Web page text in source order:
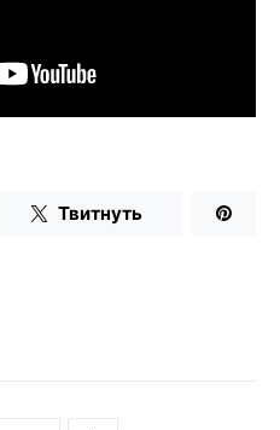
Твитнуть